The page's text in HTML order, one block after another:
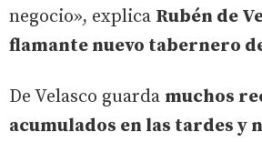
negocio», explica Rubén de
flamante nuevo tabernero
De Velasco guarda muchos
acumulados en las tardes y